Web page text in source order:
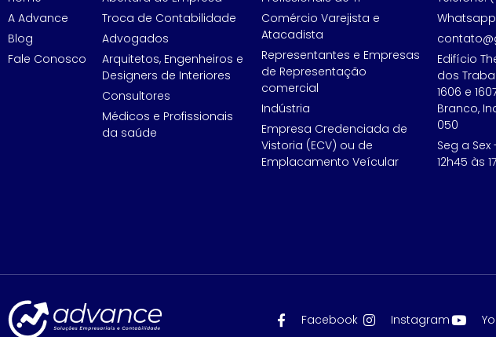
A Advance
Blog
Fale Conosco
Troca de Contabilidade
Advogados
Arquitetos, Engenheiros e
Designers de Interiores
Consultores
Médicos e Profissionais
da saúde
Comércio Varejista e
Atacadista
Representantes e Empresas
de Representação
comercial
Indústria
Empresa Credenciada de
Vistoria (ECV) ou de
Emplacamento Veícular
Edifício
dos
1606 e
Branco,
050
Seg a Sex
12h45 às
Facebook Instagram